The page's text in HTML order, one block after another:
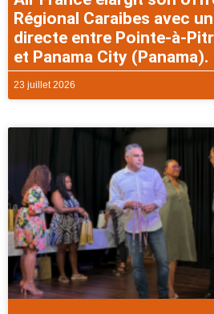
Régional Caraibes avec
directe entre Pointe-à-
et Panama City (Panama).
23 juillet 2026